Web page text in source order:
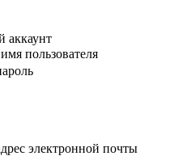
аккаунт
пользователя
электронной почты